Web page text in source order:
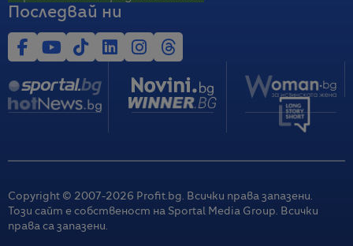
Последвай ни
Copyright © 2007-2026 Profit.bg. Всички права запазени.
Този сайт е собственост на Sportal Media Group. Всички
права са запазени.